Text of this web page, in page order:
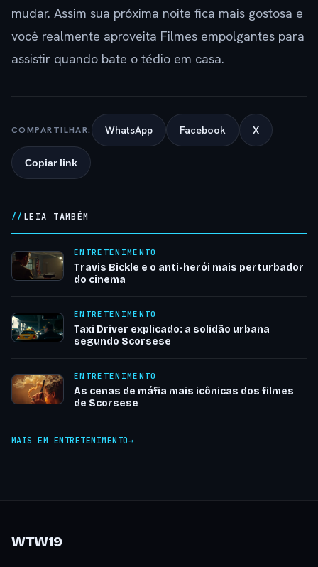
mudar. Assim sua próxima noite fica mais gostosa e
você realmente aproveita Filmes empolgantes para
assistir quando bate o tédio em casa.
COMPARTILHAR: WhatsApp Facebook X
Copiar link
LEIA TAMBÉM
ENTRETENIMENTO
Travis Bickle e o anti-herói mais perturbador
do cinema
ENTRETENIMENTO
Taxi Driver explicado: a solidão urbana
segundo Scorsese
ENTRETENIMENTO
As cenas de máfia mais icônicas dos filmes
de Scorsese
MAIS EM ENTRETENIMENTO
WTW19